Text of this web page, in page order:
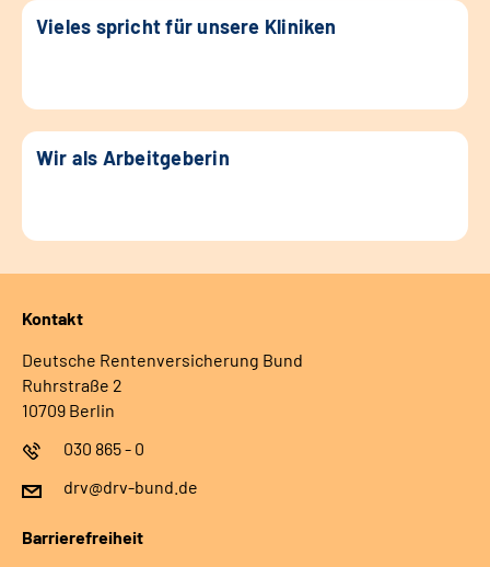
Vieles spricht für unsere Kliniken
Wir als Arbeitgeberin
Kontakt
Deutsche Rentenversicherung Bund
Ruhrstraße 2
10709 Berlin
030 865 - 0
drv@drv-bund.de
Barrierefreiheit